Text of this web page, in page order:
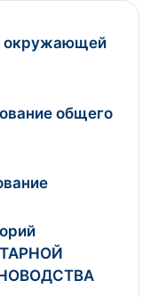
окружающей
общего